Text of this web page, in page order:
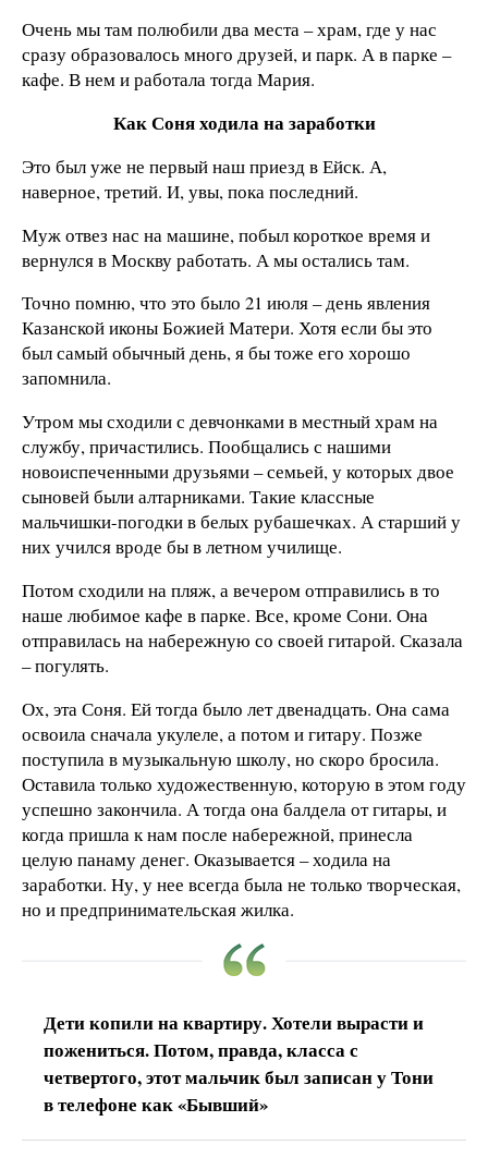
Очень мы там полюбили два места – храм, где у нас
сразу образовалось много друзей, и парк. А в парке –
кафе. В нем и работала тогда Мария.
Как Соня ходила на заработки
Это был уже не первый наш приезд в Ейск. А,
наверное, третий. И, увы, пока последний.
Муж отвез нас на машине, побыл короткое время и
вернулся в Москву работать. А мы остались там.
Точно помню, что это было 21 июля – день явления
Казанской иконы Божией Матери. Хотя если бы это
был самый обычный день, я бы тоже его хорошо
запомнила.
Утром мы сходили с девчонками в местный храм на
службу, причастились. Пообщались с нашими
новоиспеченными друзьями – семьей, у которых двое
сыновей были алтарниками. Такие классные
мальчишки-погодки в белых рубашечках. А старший у
них учился вроде бы в летном училище.
Потом сходили на пляж, а вечером отправились в то
наше любимое кафе в парке. Все, кроме Сони. Она
отправилась на набережную со своей гитарой. Сказала
– погулять.
Ох, эта Соня. Ей тогда было лет двенадцать. Она сама
освоила сначала укулеле, а потом и гитару. Позже
поступила в музыкальную школу, но скоро бросила.
Оставила только художественную, которую в этом году
успешно закончила. А тогда она балдела от гитары, и
когда пришла к нам после набережной, принесла
целую панаму денег. Оказывается – ходила на
заработки. Ну, у нее всегда была не только творческая,
но и предпринимательская жилка.
Дети копили на квартиру. Хотели вырасти и
пожениться. Потом, правда, класса с
четвертого, этот мальчик был записан у Тони
в телефоне как «Бывший»